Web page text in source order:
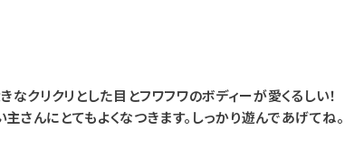
なクリクリとした目とフワフワのボディーが愛くるしい！
主さんにとてもよくなつきます。 しっかり遊んであげてね。